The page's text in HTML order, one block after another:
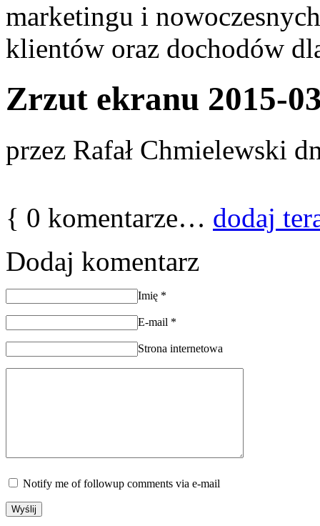
marketingu i
klientów oraz dochodów
Zrzut ekranu 2015-
przez Rafał Chmielewski
{ 0 komentarze… dodaj
Dodaj komentarz
Imię *
E-mail *
Strona internetowa
Notify me of followup comments via e-mail